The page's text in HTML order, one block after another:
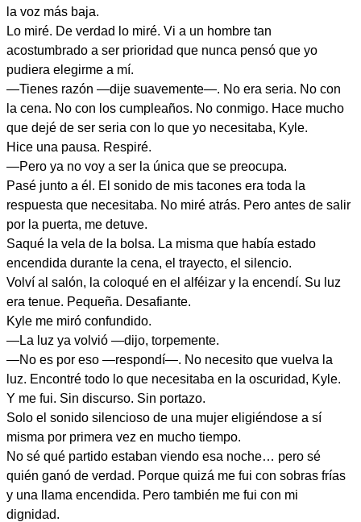
la voz más baja.
Lo miré. De verdad lo miré. Vi a un hombre tan
acostumbrado a ser prioridad que nunca pensó que yo
pudiera elegirme a mí.
—Tienes razón —dije suavemente—. No era seria. No con
la cena. No con los cumpleaños. No conmigo. Hace mucho
que dejé de ser seria con lo que yo necesitaba, Kyle.
Hice una pausa. Respiré.
—Pero ya no voy a ser la única que se preocupa.
Pasé junto a él. El sonido de mis tacones era toda la
respuesta que necesitaba. No miré atrás. Pero antes de salir
por la puerta, me detuve.
Saqué la vela de la bolsa. La misma que había estado
encendida durante la cena, el trayecto, el silencio.
Volví al salón, la coloqué en el alféizar y la encendí. Su luz
era tenue. Pequeña. Desafiante.
Kyle me miró confundido.
—La luz ya volvió —dijo, torpemente.
—No es por eso —respondí—. No necesito que vuelva la
luz. Encontré todo lo que necesitaba en la oscuridad, Kyle.
Y me fui. Sin discurso. Sin portazo.
Solo el sonido silencioso de una mujer eligiéndose a sí
misma por primera vez en mucho tiempo.
No sé qué partido estaban viendo esa noche… pero sé
quién ganó de verdad. Porque quizá me fui con sobras frías
y una llama encendida. Pero también me fui con mi
dignidad.